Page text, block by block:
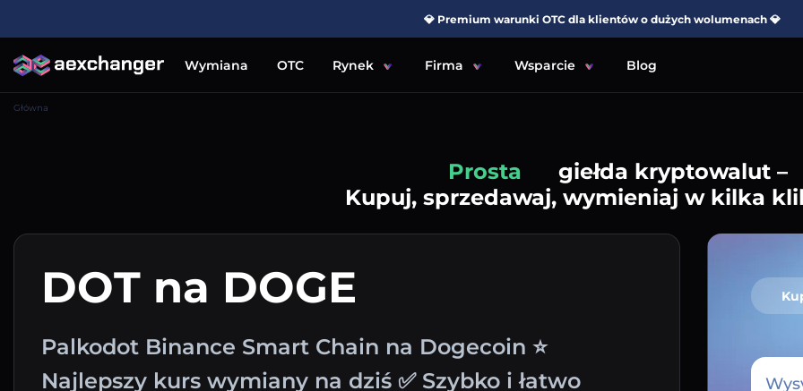
💎 Premium warunki OTC dla klientów o dużych wolumenach 💎
Wymiana OTC Rynek Firma Wsparcie Blog
Główna
Prosta
giełda kryptowalut –
Kupuj, sprzedawaj, wymieniaj w kilka
DOT na DOGE
Palkodot Binance Smart Chain na Dogecoin ⭐
Najlepszy kurs wymiany na dziś ✅ Szybko i łatwo